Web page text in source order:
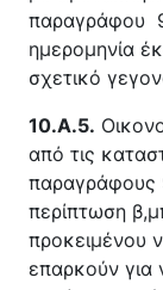
παραγράφου
ημερομηνία
σχετικό
10.Α.5.
από τις
παραγράφους
περίπτωση
προκειμένου
επαρκούν για